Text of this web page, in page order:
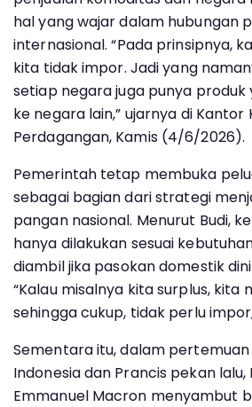
hal yang wajar dalam hubungan
internasional. “Pada prinsipnya,
kita tidak impor. Jadi yang
setiap negara juga punya
ke negara lain,” ujarnya di
Perdagangan, Kamis (4/6/2026).
Pemerintah tetap membuka
sebagai bagian dari strategi
pangan nasional. Menurut Budi,
hanya dilakukan sesuai
diambil jika pasokan domestik
“Kalau misalnya kita surplus, kita
sehingga cukup, tidak perlu
Sementara itu, dalam
Indonesia dan Prancis pekan lalu,
Emmanuel Macron menyambut